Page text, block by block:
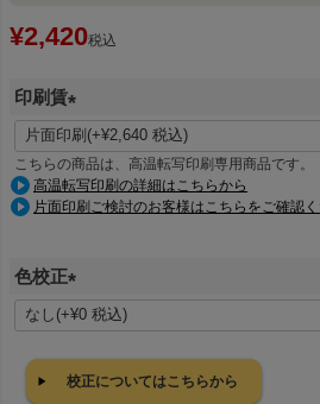
¥2,420税込
印刷賃
(
必
須
)
こちらの商品は、高温転写印刷専用商品です。
高温転写印刷の詳細はこちらから
片面印刷ご検討のお客様はこちらをご確認
色校正
(
必
須
)
校正についてはこちらから